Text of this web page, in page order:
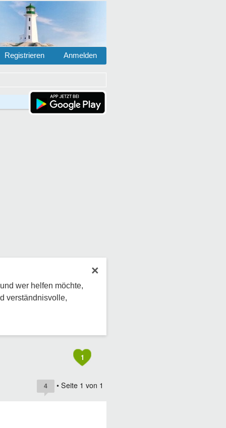
Anmelden
Registrieren
×
wer helfen möchte,
verständnisvolle,
1
4 • Seite 1 von 1